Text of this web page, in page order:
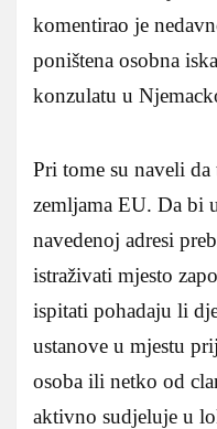
komentirao je
poništena osobna
konzulatu u
Pri tome su naveli
zemljama EU. Da bi
navedenoj adresi
istraživati mjesto
ispitati pohadaju li
ustanove u mjestu
osoba ili netko od
aktivno sudjeluje u